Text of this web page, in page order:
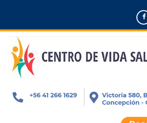
principal